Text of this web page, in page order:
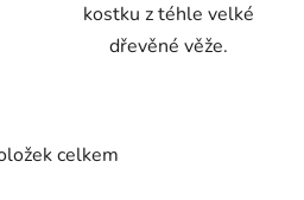
kostku z téhle velké
dřevěné věže.
O celkem